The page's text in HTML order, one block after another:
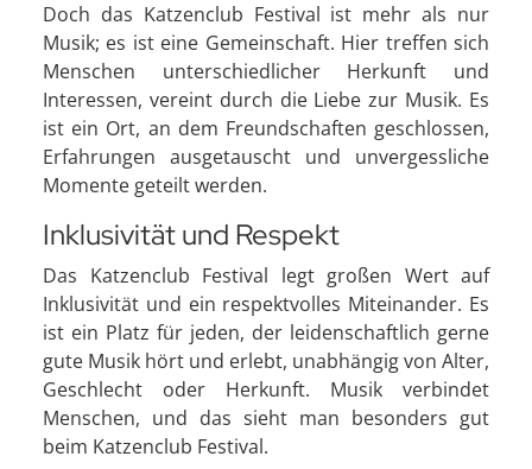
Doch das Katzenclub Festival ist mehr als nur
Musik; es ist eine Gemeinschaft. Hier treffen sich
Menschen unterschiedlicher Herkunft und
Interessen, vereint durch die Liebe zur Musik. Es
ist ein Ort, an dem Freundschaften geschlossen,
Erfahrungen ausgetauscht und unvergessliche
Momente geteilt werden.
Inklusivität und Respekt
Das Katzenclub Festival legt großen Wert auf
Inklusivität und ein respektvolles Miteinander. Es
ist ein Platz für jeden, der leidenschaftlich gerne
gute Musik hört und erlebt, unabhängig von Alter,
Geschlecht oder Herkunft. Musik verbindet
Menschen, und das sieht man besonders gut
beim Katzenclub Festival.